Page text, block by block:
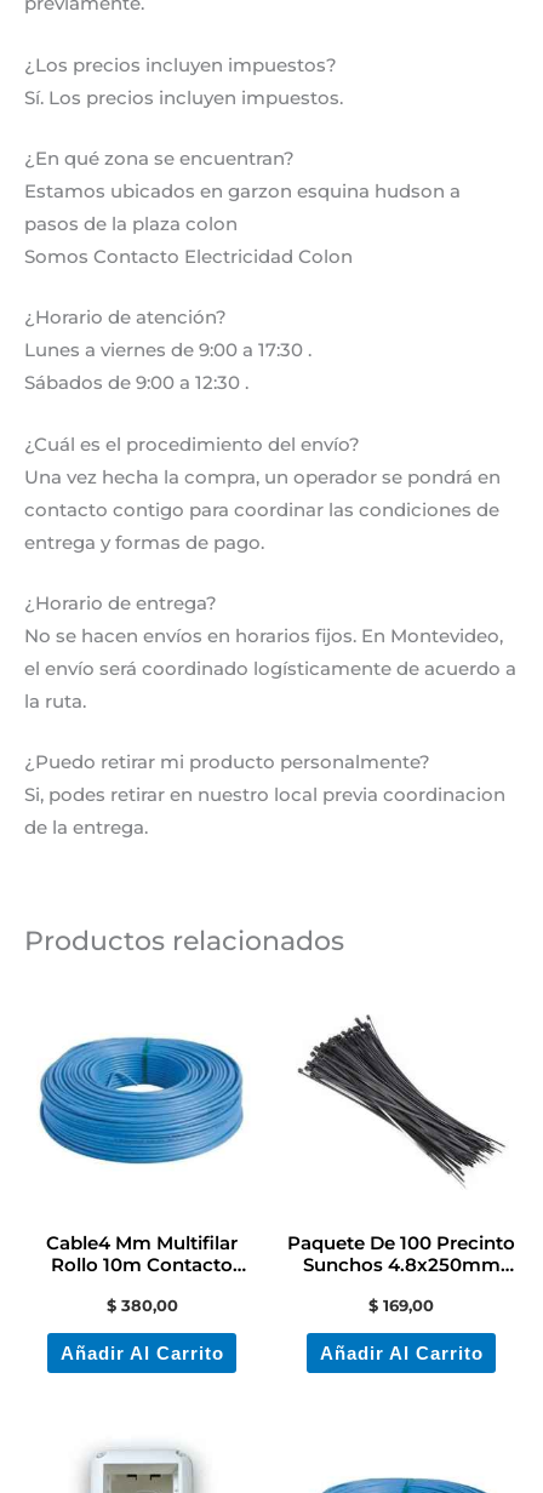
¿Los precios incluyen impuestos?
Sí. Los precios incluyen impuestos.
¿En qué zona se encuentran?
Estamos ubicados en garzon esquina hudson a
pasos de la plaza colon
Somos Contacto Electricidad Colon
¿Horario de atención?
Lunes a viernes de 9:00 a 17:30 .
Sábados de 9:00 a 12:30 .
¿Cuál es el procedimiento del envío?
Una vez hecha la compra, un operador se pondrá en
contacto contigo para coordinar las condiciones de
entrega y formas de pago.
¿Horario de entrega?
No se hacen envíos en horarios fijos. En Montevideo,
el envío será coordinado logísticamente de acuerdo a
la ruta.
¿Puedo retirar mi producto personalmente?
Si, podes retirar en nuestro local previa coordinacion
de la entrega.
Productos relacionados
Cable4 Mm Multifilar
Rollo 10m Contacto
$380,00
Añadir Al Carrito
Paquete De 100 Precinto
Sunchos 4.8x250mm
$ 169,00
Añadir Al Carrito